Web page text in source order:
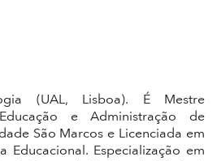
(UAL, Lisboa). É Mestre
e Administração de
São Marcos e Licenciada em
Educacional. Especialização em